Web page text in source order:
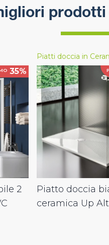
35%
2
Piatti doccia in
Piatto doccia
ceramica Up